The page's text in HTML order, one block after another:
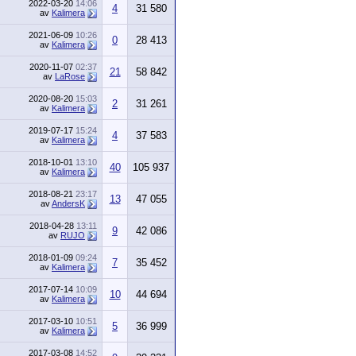
2022-03-20 14:06
av Kalimera 4 31 580
2021-06-09 10:26
av Kalimera 0 28 413
2020-11-07 02:37
av LaRose 21 58 842
2020-08-20 15:03
av Kalimera 2 31 261
2019-07-17 15:24
av Kalimera 4 37 583
2018-10-01 13:10
av Kalimera 40 105 937
2018-08-21 23:17
avAndersK 13 47 055
2018-04-28 13:11
av RUJO 9 42 086
2018-01-09 09:24
av Kalimera 7 35 452
2017-07-14 10:09
av Kalimera 10 44 694
2017-03-10 10:51
av Kalimera 5 36 999
2017-03-08 14:52